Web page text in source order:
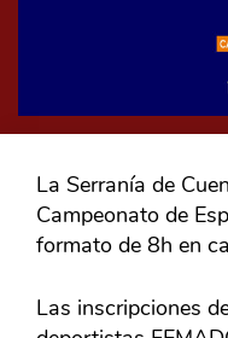
La Serranía de
Campeonato de
formato de 8h en
Las inscripciones